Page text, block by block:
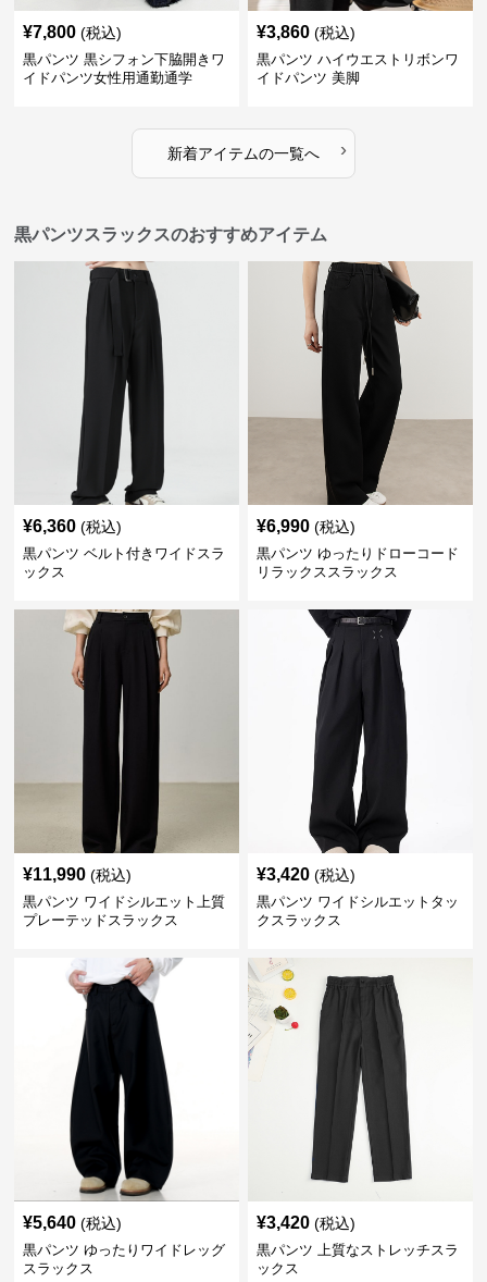
¥7,800 (税込)
黒パンツ 黒シフォン下脇開きワ
イドパンツ女性用通勤通学
¥3,860 (税込)
黒パンツ ハイウエストリボンワ
イドパンツ 美脚
新着アイテムの一覧へ ›
黒パンツスラックスのおすすめアイテム
¥6,360 (税込)
黒パンツ ベルト付きワイドスラ
ックス
¥6,990 (税込)
黒パンツ ゆったりドローコード
リラックススラックス
¥11,990 (税込)
黒パンツ ワイドシルエット上質
プレーテッドスラックス
¥3,420 (税込)
黒パンツ ワイドシルエットタッ
クスラックス
¥5,640 (税込)
黒パンツ ゆったりワイドレッグ
スラックス
¥3,420 (税込)
黒パンツ 上質なストレッチスラ
ックス